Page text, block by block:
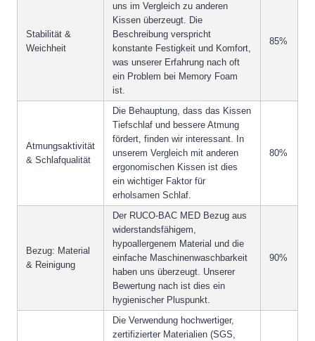
Stabilität &
Weichheit
uns im Vergleich zu anderen
Kissen überzeugt. Die
Beschreibung verspricht
konstante Festigkeit und Komfort,
was unserer Erfahrung nach oft
ein Problem bei Memory Foam
ist.
85%
Atmungsaktivität
& Schlafqualität
Die Behauptung, dass das Kissen
Tiefschlaf und bessere Atmung
fördert, finden wir interessant. In
unserem Vergleich mit anderen
ergonomischen Kissen ist dies
ein wichtiger Faktor für
erholsamen Schlaf.
80%
Bezug: Material
& Reinigung
Der RUCO-BAC MED Bezug aus
widerstandsfähigem,
hypoallergenem Material und die
einfache Maschinenwaschbarkeit
haben uns überzeugt. Unserer
Bewertung nach ist dies ein
hygienischer Pluspunkt.
90%
Die Verwendung hochwertiger,
zertifizierter Materialien (SGS,